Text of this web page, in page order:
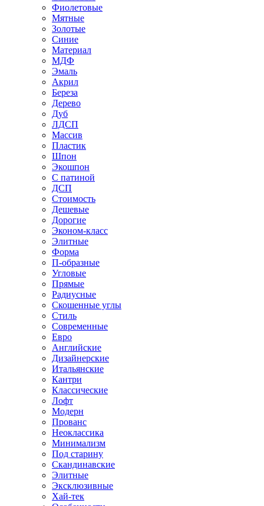
Фиолетовые
Мятные
Золотые
Синие
Материал
МДФ
Эмаль
Акрил
Береза
Дерево
Дуб
ЛДСП
Массив
Пластик
Шпон
Экошпон
С патиной
ДСП
Стоимость
Дешевые
Дорогие
Эконом-класс
Элитные
Форма
П-образные
Угловые
Прямые
Радиусные
Скошенные углы
Стиль
Современные
Евро
Английские
Дизайнерские
Итальянские
Кантри
Классические
Лофт
Модерн
Прованс
Неоклассика
Минимализм
Под старину
Скандинавские
Элитные
Эксклюзивные
Хай-тек